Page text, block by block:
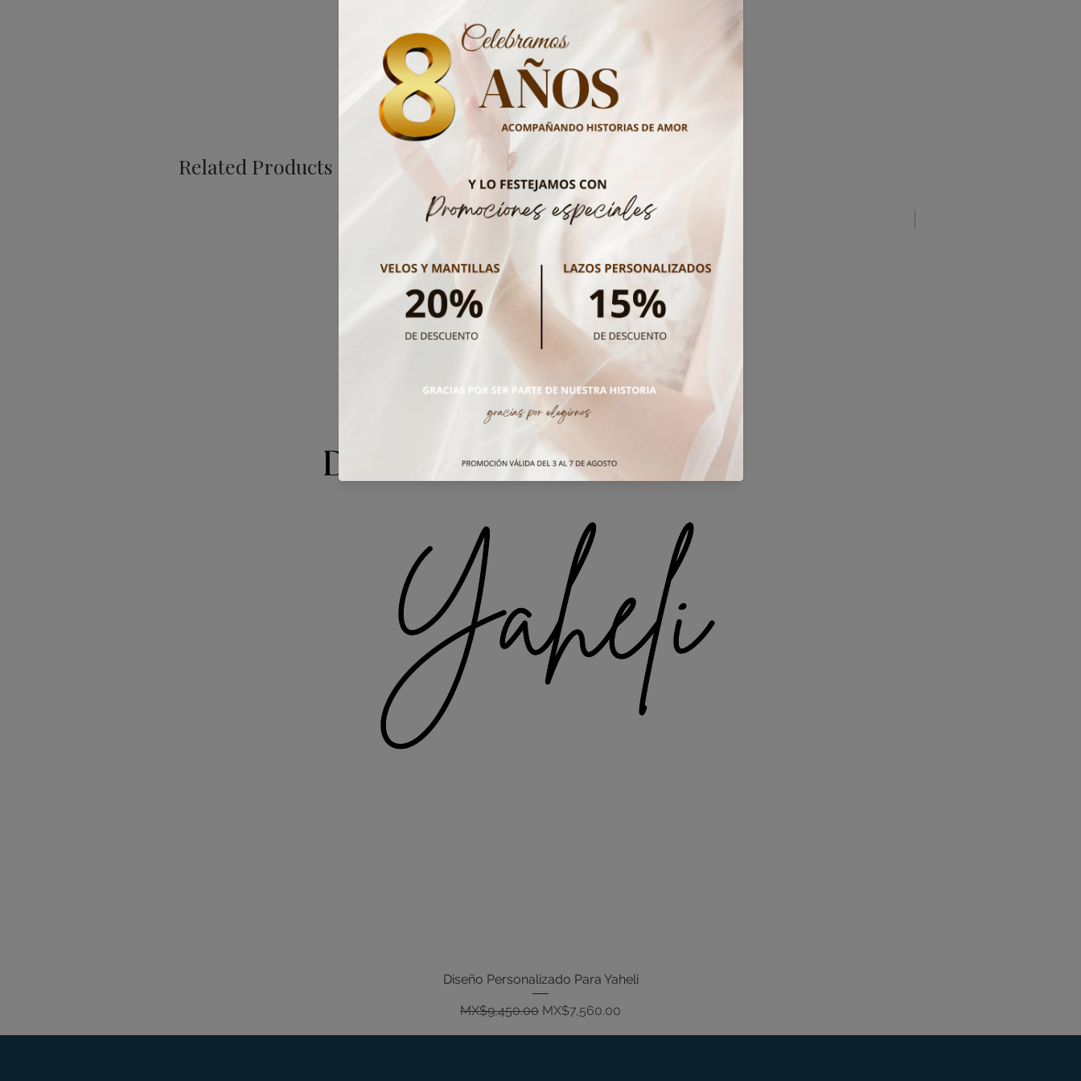
reporte via email (dicardibridal@gmail.com) dentro de
las siguientes 24 horas posteriores a la recepción del
mismo.
Share your thoughts. Be the first to leave a review.
Leave a Review
Related Products
Quick View
Diseño Personalizado Para Yaheli
Regular Price
MX$9,450.00 Sale Price
MX$7,560.00